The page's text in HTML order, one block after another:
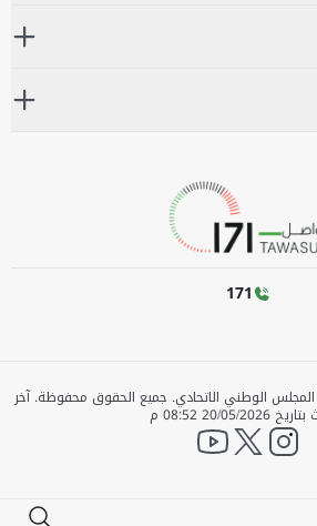
171
الوطني الاتحادي. جميع الحقوق محفوظة.آخر
20/05/2026 08:52 م
instagram
twitter
YouTube